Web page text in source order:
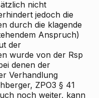
nicht
jedoch die
durch die klagende
Anspruch)
der
wurde von der Rsp
denen der
Verhandlung
ZPO3 § 41
noch weiter, kann